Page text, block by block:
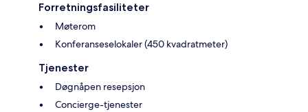
Forretningsfasiliteter
Møterom
Konferanseselokaler (450 kvadratmeter)
Tjenester
Døgnåpen resepsjon
Concierge-tjenester